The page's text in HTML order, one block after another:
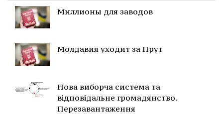
Миллионы для заводов
Молдавия уходит за Прут
Нова виборча система та
відповідальне громадянство.
Перезавантаження